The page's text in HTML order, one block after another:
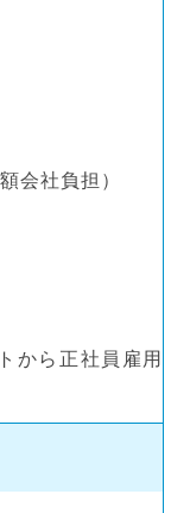
会社負担）
から正社員雇用